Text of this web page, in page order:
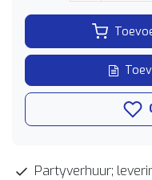
Partyverhuur;